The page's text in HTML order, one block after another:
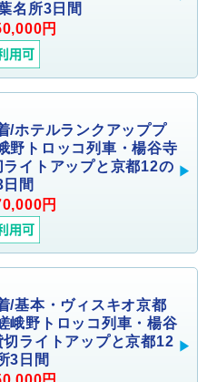
名所3日間
円
/ホテルランクアッププ
野トロッコ列車・楊谷寺
ライトアップと京都12の
間
円
/基本・ヴィスキオ京都
峨野トロッコ列車・楊谷
切ライトアップと京都12
3日間